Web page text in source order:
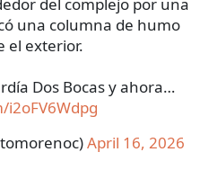
del complejo por una
una columna de humo
el exterior.
Dos Bocas y ahora…
i2oFV6Wdpg
April 16, 2026